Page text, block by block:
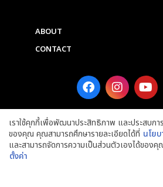
ABOUT
CONTACT
F
a
c
e
b
o
o
I
n
s
t
a
g
r
Y
o
u
t
u
b
e
เราใช้คุกกี้เพื่อพัฒนาประสิทธิภาพ และประสบกา
ของคุณ คุณสามารถศึกษารายละเอียดได้ที่ นโย
และสามารถจัดการความเป็นส่วนตัวเองได้ของ
ตั้งค่า